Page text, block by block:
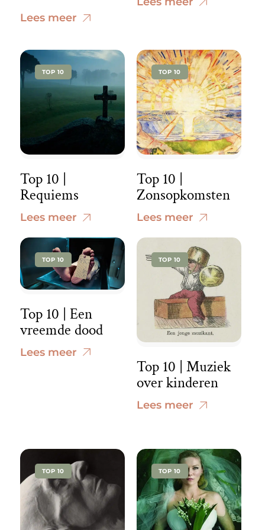
Lees meer
TOP 10
Top 10 |
Requiems
Lees meer
TOP 10
Top 10 |
Zonsopkomsten
Lees meer
TOP 10
Top 10 | Een
vreemde dood
Lees meer
TOP 10
Top 10 | Muziek
over kinderen
Lees meer
TOP 10 TOP 10